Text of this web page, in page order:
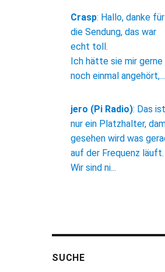
Crasp: Hallo, danke für
die Sendung, das war
echt toll.
Ich hätte sie mir gerne
noch einmal angehört,...
jero (Pi Radio): Das ist
nur ein Platzhalter,
gesehen wird was
auf der Frequenz läuft.
Wir sind ni...
SUCHE